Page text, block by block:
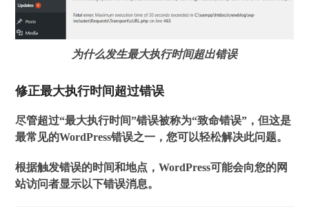
为什么发生最大执行时间超出错误
修正最大执行时间超过错误
尽管超过“最大执行时间”错误被称为“致命错误”，但这是
最常见的WordPress错误之一，您可以轻松解决此问题。
根据触发错误的时间和地点，WordPress可能会向您的网
站访问者显示以下错误消息。